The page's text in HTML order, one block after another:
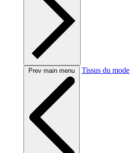
Prev main menu Tissus du mode